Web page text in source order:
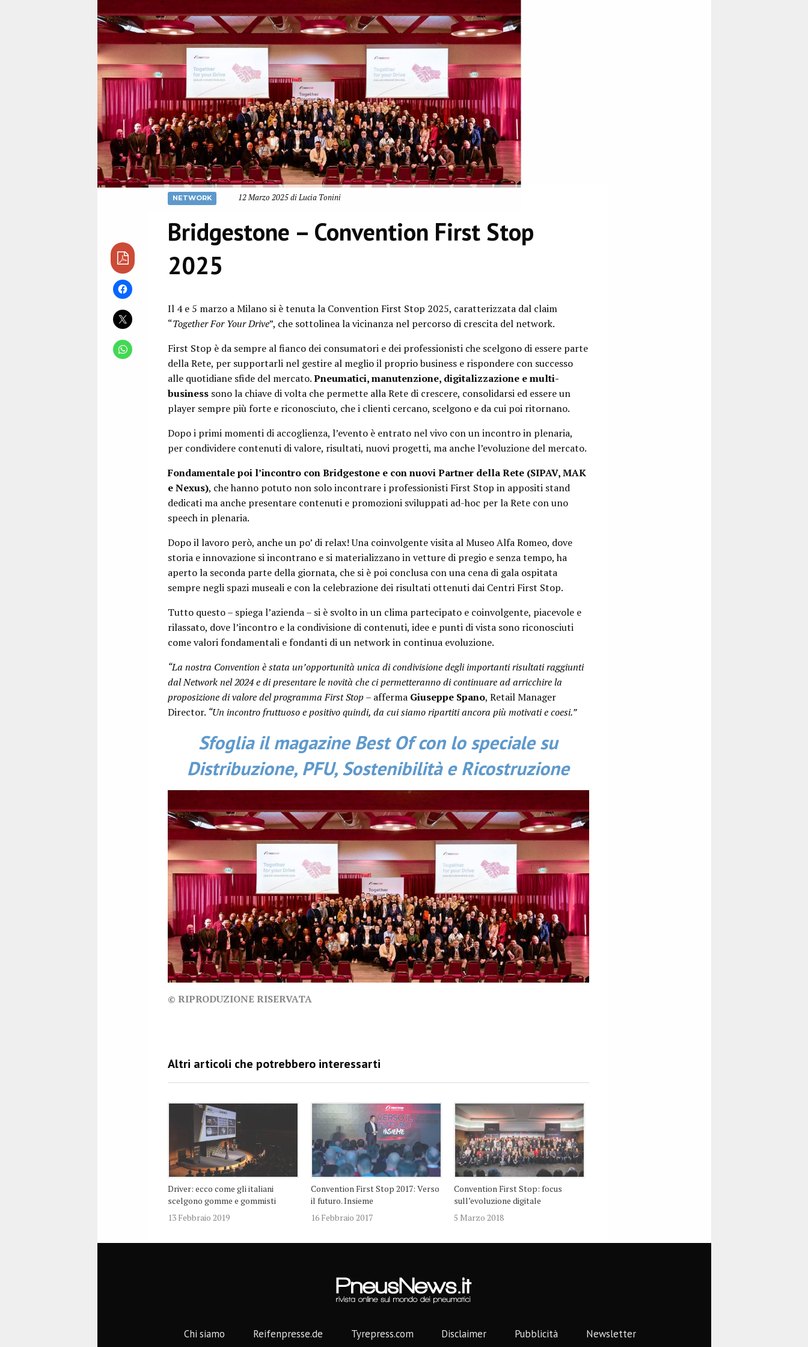
NETWORK 12 Marzo 2025 di Lucia Tonini
Bridgestone – Convention First Stop
2025
Il 4 e 5 marzo a Milano si è tenuta la Convention First Stop 2025, caratterizzata dal claim
“Together For Your Drive”, che sottolinea la vicinanza nel percorso di crescita del network.
First Stop è da sempre al fianco dei consumatori e dei professionisti che scelgono di essere parte
della Rete, per supportarli nel gestire al meglio il proprio business e rispondere con successo
alle quotidiane sfide del mercato.Pneumatici, manutenzione, digitalizzazione e multi-
businesssono la chiave di volta che permette alla Rete di crescere, consolidarsi ed essere un
player sempre più forte e riconosciuto, che i clienti cercano, scelgono e da cui poi ritornano.
Dopo i primi momenti di accoglienza, l’evento è entrato nel vivo con un incontro in plenaria,
per condividere contenuti di valore, risultati, nuovi progetti, ma anche l’evoluzione del mercato.
Fondamentale poi l’incontro con Bridgestone e con nuovi Partner della Rete (SIPAV, MAK
e Nexus), che hanno potuto non solo incontrare i professionisti First Stop in appositi stand
dedicati ma anche presentare contenuti e promozioni sviluppati ad-hoc per la Rete con uno
speech in plenaria.
Dopo il lavoro però, anche un po’ di relax! Una coinvolgente visita al Museo Alfa Romeo, dove
storia e innovazione si incontrano e si materializzano in vetture di pregio e senza tempo, ha
aperto la seconda parte della giornata, che si è poi conclusa con una cena di gala ospitata
sempre negli spazi museali e con la celebrazione dei risultati ottenuti dai Centri First Stop.
Tutto questo – spiega l’azienda – si è svolto in un clima partecipato e coinvolgente, piacevole e
rilassato, dove l’incontro e la condivisione di contenuti, idee e punti di vista sono riconosciuti
come valori fondamentali e fondanti di un network in continua evoluzione.
“La nostra Convention è stata un’opportunità unica di condivisione degli importanti risultati raggiunti
dal Network nel 2024 e di presentare le novità che ci permetteranno di continuare ad arricchire la
proposizione di valore del programma First Stop – afferma Giuseppe Spano, Retail Manager
Director. “Un incontro fruttuoso e positivo quindi, da cui siamo ripartiti ancora più motivati e coesi.”
Sfoglia il magazine Best Of con lo speciale su
Distribuzione, PFU, Sostenibilità e Ricostruzione
© RIPRODUZIONE RISERVATA
Driver: ecco come gli italiani
scelgono gomme e gommisti
13 Febbraio 2019
Convention First Stop 2017: Verso
il futuro. Insieme
16 Febbraio 2017
Convention First Stop: focus
sull’evoluzione digitale
5 Marzo 2018
Chi siamo Reifenpresse.de Tyrepress.com Disclaimer Pubblicità Newsletter